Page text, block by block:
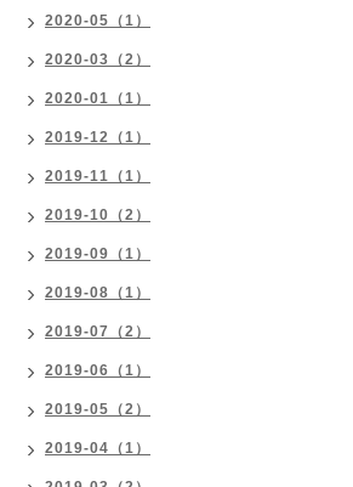
2020-05（1）
2020-03（2）
2020-01（1）
2019-12（1）
2019-11（1）
2019-10（2）
2019-09（1）
2019-08（1）
2019-07（2）
2019-06（1）
2019-05（2）
2019-04（1）